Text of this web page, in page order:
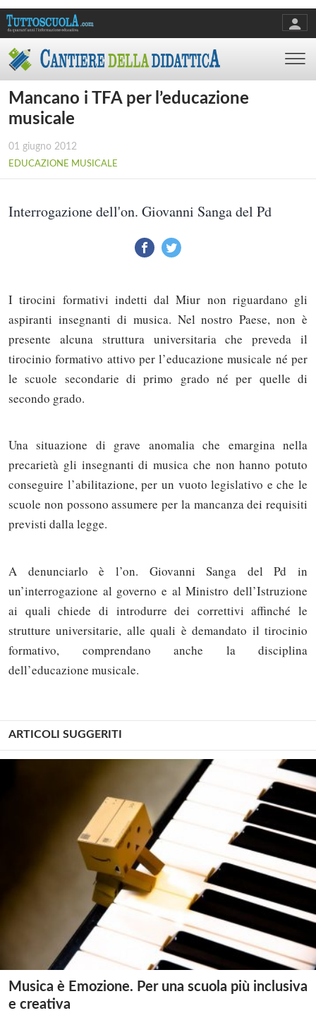
Mancano i TFA per l’educazione
musicale
01 giugno 2012
EDUCAZIONE MUSICALE
Interrogazione dell'on. Giovanni Sanga del Pd
I tirocini formativi indetti dal Miur non riguardano gli
aspiranti insegnanti di musica. Nel nostro Paese, non è
presente alcuna struttura universitaria che preveda il
tirocinio formativo attivo per l’educazione musicale né per
le scuole secondarie di primo grado né per quelle di
secondo grado.
Una situazione di grave anomalia che emargina nella
precarietà gli insegnanti di musica che non hanno potuto
conseguire l’abilitazione, per un vuoto legislativo e che le
scuole non possono assumere per la mancanza dei requisiti
previsti dalla legge.
A denunciarlo è l’on. Giovanni Sanga del Pd in
un’interrogazione al governo e al Ministro dell’Istruzione
ai quali chiede di introdurre dei correttivi affinché le
strutture universitarie, alle quali è demandato il tirocinio
formativo, comprendano anche la disciplina
dell’educazione musicale.
ARTICOLI SUGGERITI
Musica è Emozione. Per una scuola più inclusiva
e creativa